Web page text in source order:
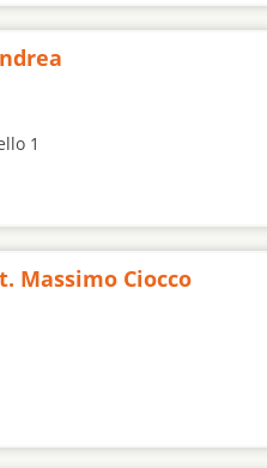
1
Massimo Ciocco